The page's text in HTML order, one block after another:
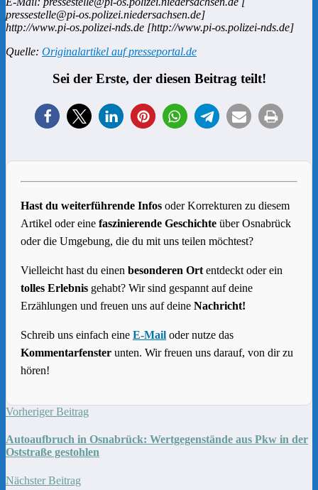
pressestelle@pi-os.polizei.niedersachsen.de]
http://www.pi-os.polizei-nds.de [http://www.pi-os.polizei-nds.de]
Quelle: Originalartikel auf presseportal.de
Sei der Erste, der diesen Beitrag teilt!
Hast du weiterführende Infos oder Korrekturen zu diesem
Artikel oder eine faszinierende Geschichte über Osnabrück
oder die Umgebung, die du mit uns teilen möchtest?
Vielleicht hast du einen besonderen Ort entdeckt oder ein
tolles Erlebnis gehabt? Wir sind gespannt auf deine
Erzählungen und freuen uns auf deine Nachricht!
Schreib uns einfach eine E-Mail oder nutze das
Kommentarfenster unten. Wir freuen uns darauf, von dir zu
hören!
Vorheriger Beitrag
Autoaufbruch in Osnabrück: Wertgegenstände aus Pkw in der
Oststraße gestohlen
Nächster Beitrag